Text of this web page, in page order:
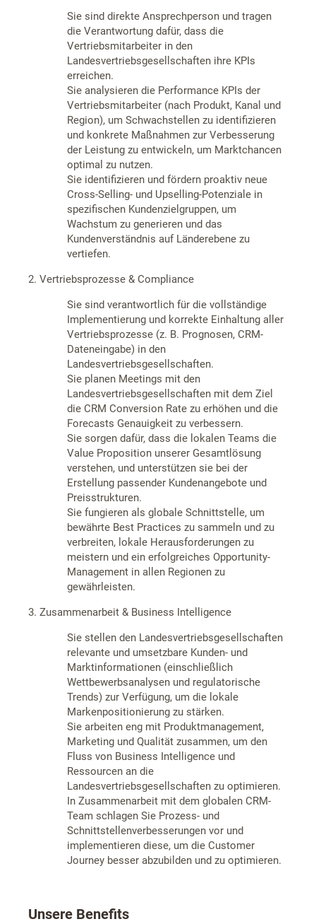
Sie sind direkte Ansprechperson und tragen
die Verantwortung dafür, dass die
Vertriebsmitarbeiter in den
Landesvertriebsgesellschaften ihre KPIs
erreichen.
Sie analysieren die Performance KPIs der
Vertriebsmitarbeiter (nach Produkt, Kanal und
Region), um Schwachstellen zu identifizieren
und konkrete Maßnahmen zur Verbesserung
der Leistung zu entwickeln, um Marktchancen
optimal zu nutzen.
Sie identifizieren und fördern proaktiv neue
Cross-Selling- und Upselling-Potenziale in
spezifischen Kundenzielgruppen, um
Wachstum zu generieren und das
Kundenverständnis auf Länderebene zu
vertiefen.
2. Vertriebsprozesse & Compliance
Sie sind verantwortlich für die vollständige
Implementierung und korrekte Einhaltung aller
Vertriebsprozesse (z. B. Prognosen, CRM-
Dateneingabe) in den
Landesvertriebsgesellschaften.
Sie planen Meetings mit den
Landesvertriebsgesellschaften mit dem Ziel
die CRM Conversion Rate zu erhöhen und die
Forecasts Genauigkeit zu verbessern.
Sie sorgen dafür, dass die lokalen Teams die
Value Proposition unserer Gesamtlösung
verstehen, und unterstützen sie bei der
Erstellung passender Kundenangebote und
Preisstrukturen.
Sie fungieren als globale Schnittstelle, um
bewährte Best Practices zu sammeln und zu
verbreiten, lokale Herausforderungen zu
meistern und ein erfolgreiches Opportunity-
Management in allen Regionen zu
gewährleisten.
3. Zusammenarbeit & Business Intelligence
Sie stellen den Landesvertriebsgesellschaften
relevante und umsetzbare Kunden- und
Marktinformationen (einschließlich
Wettbewerbsanalysen und regulatorische
Trends) zur Verfügung, um die lokale
Markenpositionierung zu stärken.
Sie arbeiten eng mit Produktmanagement,
Marketing und Qualität zusammen, um den
Fluss von Business Intelligence und
Ressourcen an die
Landesvertriebsgesellschaften zu optimieren.
In Zusammenarbeit mit dem globalen CRM-
Team schlagen Sie Prozess- und
Schnittstellenverbesserungen vor und
implementieren diese, um die Customer
Journey besser abzubilden und zu optimieren.
Unsere Benefits